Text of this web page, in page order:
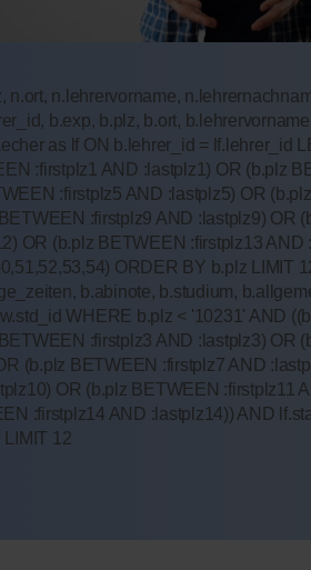
n.lehrervorname,
b.exp, b.plz, b.ort,
as lf ON b.lehrer_id =
:firstplz1 AND :lastplz1) OR (b.plz
:firstplz5 AND :lastplz5) OR
:firstplz9 AND :lastplz9)
OR (b.plz BETWEEN :firstplz13
ORDER BY b.plz LIMIT
b.abinote, b.studium,
WHERE b.plz < '10231' AND
:firstplz3 AND :lastplz3)
(b.plz BETWEEN :firstplz7 AND
OR (b.plz BETWEEN :firstplz11
:firstplz14 AND :lastplz14)) AND
12